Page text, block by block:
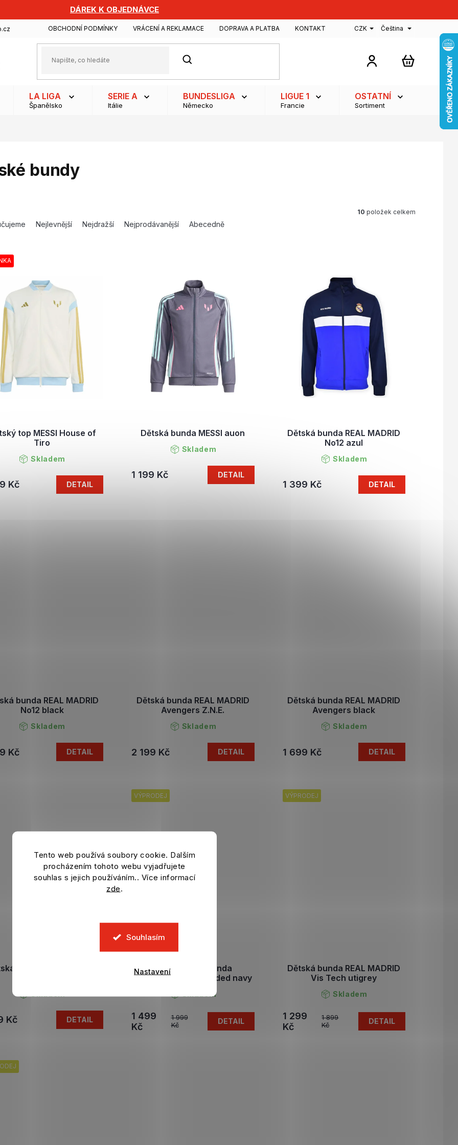
Tento web používá soubory cookie. Dalším
procházením tohoto webu vyjadřujete
souhlas s jejich používáním.. Více informací
zde.
Souhlasím
Nastavení
DÁREK K OBJEDNÁVCE
OBCHODNÍ PODMÍNKY VRÁCENÍ A REKLAMACE DOPRAVA A PLATBA KONTAKT CZK Čeština
HLEDAT
NÁKUPNÍ
LA LIGA
Španělsko
SERIE A
Itálie
BUNDESLIGA
Německo
LIGUE 1
Francie
OSTATNÍ
Sortiment
bundy
Nejlevnější Nejdražší Nejprodávanější Abecedně
10 položek celkem
top MESSI House of
Tiro
Skladem
Kč DETAIL
Dětská bunda MESSI auon
Skladem
1 199 Kč DETAIL
Dětská bunda REAL MADRID
No12 azul
Skladem
1 399 Kč DETAIL
bunda REAL MADRID
No12 black
Skladem
Kč DETAIL
Dětská bunda REAL MADRID
Avengers Z.N.E.
Skladem
2 199 Kč DETAIL
Dětská bunda REAL MADRID
Avengers black
Skladem
1 699 Kč DETAIL
bunda BELLINGHAM
Kč DETAIL
VÝPRODEJ
Dětská zimní bunda
BARCELONA FC Padded navy
Skladem
1 999
Kč
1 499
Kč
DETAIL
VÝPRODEJ
Dětská bunda REAL MADRID
Vis Tech utigrey
Skladem
1 899
Kč
1 299
Kč
DETAIL